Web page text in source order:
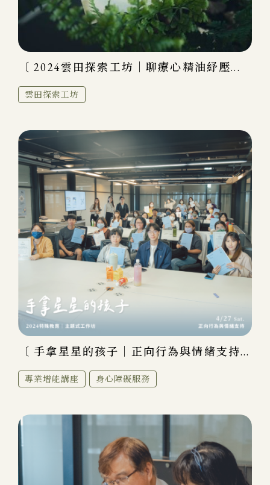
〔 2024雲田探索工坊｜聊療心精油紓壓...
雲田探索工坊
〔 手拿星星的孩子｜正向行為與情緒支持...
專業增能講座 身心障礙服務